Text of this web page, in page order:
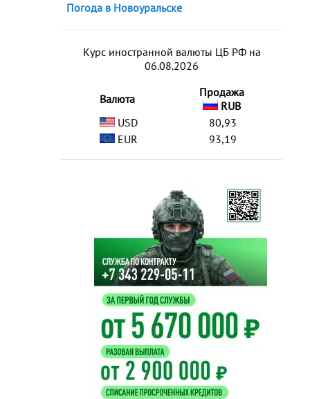
Погода в Новоуральске
Курс иностранной валюты ЦБ РФ на
06.08.2026
Валюта
Продажа
RUB
USD
80,93
EUR
93,19